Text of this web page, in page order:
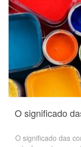
O significado
O significado das